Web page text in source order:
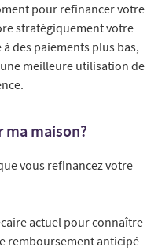
pour refinancer votre
stratégiquement votre
des paiements plus bas,
meilleure utilisation de
ma maison?
vous refinancez votre
actuel pour connaître
remboursement anticipé